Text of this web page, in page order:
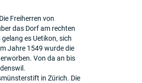
Freiherren von
das Dorf am rechten
es Uetikon, sich
Jahre 1549 wurde die
Von da an bis
in Zürich. Die